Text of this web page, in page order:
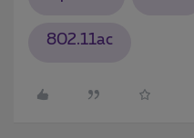
802.11ac